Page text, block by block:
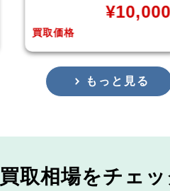
買取価格
¥
もっと見る
買取相場をチェ